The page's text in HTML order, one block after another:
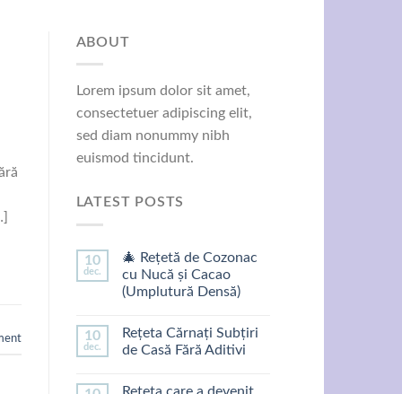
ABOUT
Lorem ipsum dolor sit amet,
consectetuer adipiscing elit,
sed diam nonummy nibh
euismod tincidunt.
LATEST POSTS
10
dec.
🎄 Rețetă de Cozonac
cu Nucă și Cacao
(Umplutură Densă)
10
dec.
Rețeta Cărnați Subțiri
de Casă Fără Aditivi
Rețeta care a devenit